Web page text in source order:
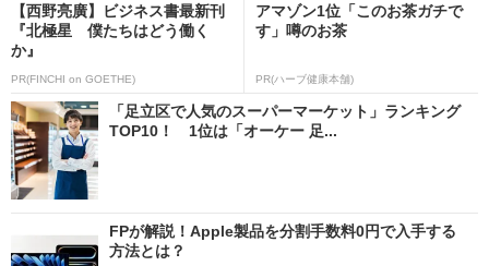
【西野亮廣】ビジネス書最新刊
『北極星 僕たちはどう働く
か』
PR(FINCHI on GOETHE)
アマゾン1位「このお茶ガチで
す」噂のお茶
PR(ハーブ健康本舗)
「足立区で人気のスーパーマーケット」ランキング
TOP10！ 1位は「オーケー 足...
FPが解説！Apple製品を分割手数料0円で入手する
方法とは？